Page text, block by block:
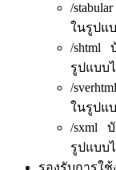
/
ในรูปแบ
/shtml
รูปแบบ
/
ในรูปแ
/sxml บั
รูปแบบ